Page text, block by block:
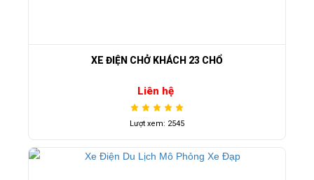
XE ĐIỆN CHỞ KHÁCH 23 CHỔ
Liên hệ
Lượt xem: 2545